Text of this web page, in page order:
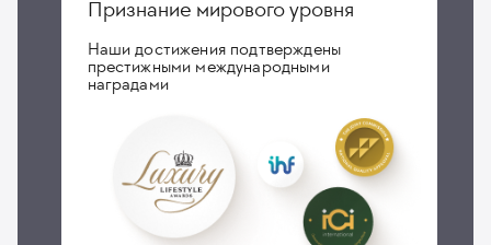
Признание мирового уровня
Наши достижения подтверждены
престижными международными
наградами